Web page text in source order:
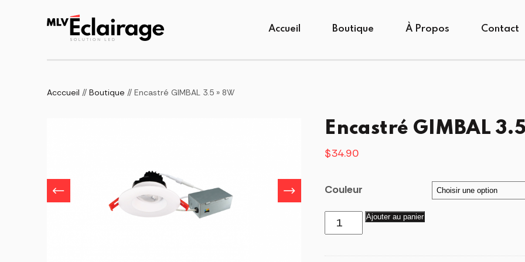
Accueil Boutique À Propos Contact
Acccueil // Boutique // Encastré GIMBAL 3.5 » 8W
Encastré GIMBAL
$34.90
Couleur
quantité
de
Ajouter au panier